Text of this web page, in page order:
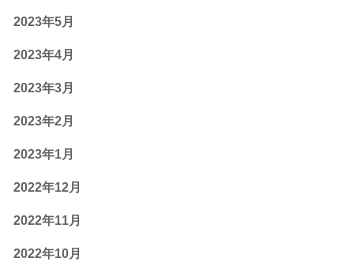
2023年5月
2023年4月
2023年3月
2023年2月
2023年1月
2022年12月
2022年11月
2022年10月